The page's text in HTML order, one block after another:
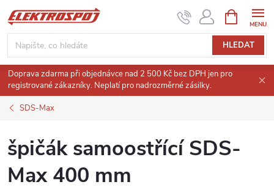
Přejít
na
obsah
HLEDAT
NÁKUPNÍ
KOŠÍK
Doprava zdarma při objednávce nad 2 500 Kč bez DPH jen pro
registrované zákazníky. Neplatí pro nadrozměrné zásilky.
SDS-Max
špičák samoostřící SDS-
Max 400 mm